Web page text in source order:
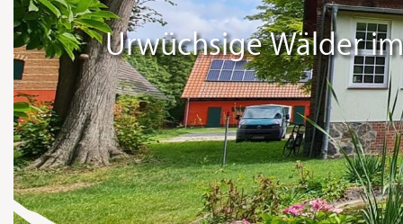
Urwüchsige Wälder